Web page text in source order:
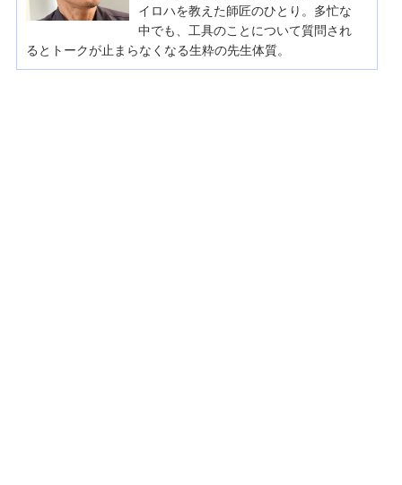
イロハを教えた師匠のひとり。多忙な
中でも、工具のことについて質問され
るとトークが止まらなくなる生粋の先生体質。